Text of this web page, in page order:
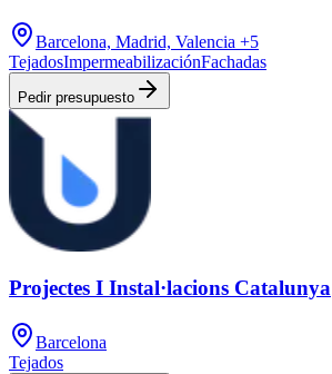
Barcelona, Madrid, Valencia +5
TejadosImpermeabilizaciónFachadas
Pedir presupuesto
Projectes I Instal·lacions Catalunya
Barcelona
Tejados